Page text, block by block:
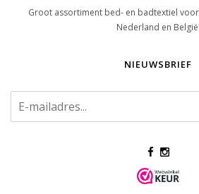
Groot assortiment bed- en badtextiel
Nederland en België!
NIEUWSBRIEF